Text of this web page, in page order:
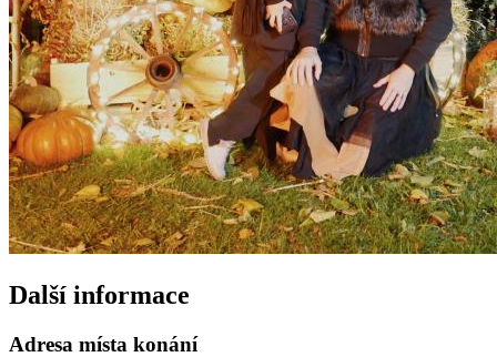
Další informace
Adresa místa konání